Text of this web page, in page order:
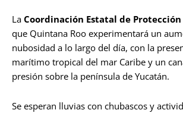
La Coordinación Estatal de
que Quintana Roo experimentará un
nubosidad a lo largo del día, con la
marítimo tropical del mar Caribe y un
presión sobre la península de Yucatán.
Se esperan lluvias con chubascos y